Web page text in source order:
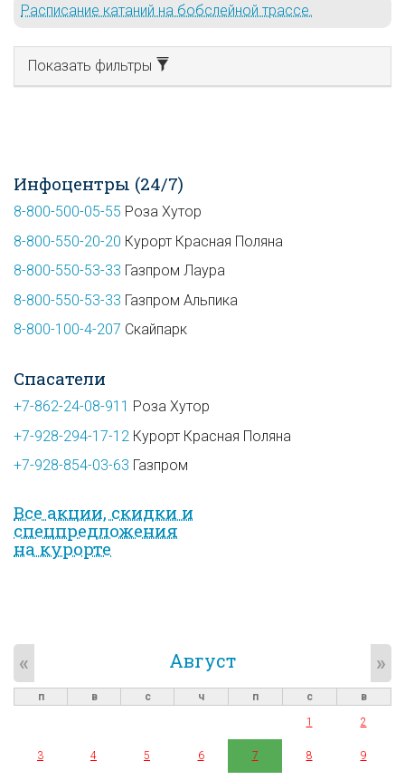
Расписание катаний на бобслейной трассе.
Показать фильтры
Инфоцентры (24/7)
8-800-500-05-55 Роза Хутор
8-800-550-20-20 Курорт Красная Поляна
8-800-550-53-33 Газпром Лаура
8-800-550-53-33 Газпром Альпика
8-800-100-4-207 Скайпарк
Спасатели
+7-862-24-08-911 Роза Хутор
+7-928-294-17-12 Курорт Красная Поляна
+7-928-854-03-63 Газпром
Все акции, скидки и
спец­предложе­ния
на курорте
Август
« »
п в с ч п с
в
1
2
3 4 5 6 7 8 9